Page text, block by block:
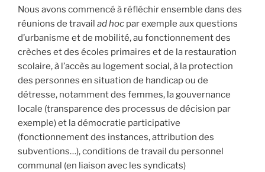
Nous avons commencé à réfléchir ensemble dans des
réunions de travail ad hoc par exemple aux questions
d’urbanisme et de mobilité, au fonctionnement des
crèches et des écoles primaires et de la restauration
scolaire, à l’accès au logement social, à la protection
des personnes en situation de handicap ou de
détresse, notamment des femmes, la gouvernance
locale (transparence des processus de décision par
exemple) et la démocratie participative
(fonctionnement des instances, attribution des
subventions…), conditions de travail du personnel
communal (en liaison avec les syndicats)